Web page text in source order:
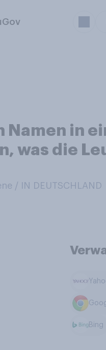
in
was die
/ IN DEUTSCHLAND
Bing